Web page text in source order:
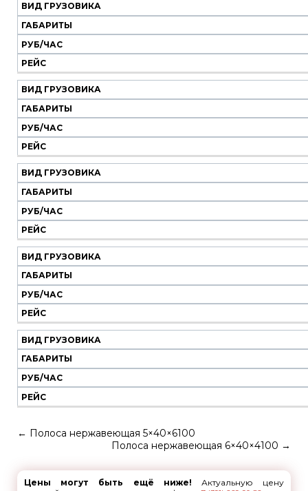
ВИД ГРУЗОВИКА
ГАБАРИТЫ
РУБ/ЧАС
РЕЙС
ВИД ГРУЗОВИКА
ГАБАРИТЫ
РУБ/ЧАС
РЕЙС
ВИД ГРУЗОВИКА
ГАБАРИТЫ
РУБ/ЧАС
РЕЙС
ВИД ГРУЗОВИКА
ГАБАРИТЫ
РУБ/ЧАС
РЕЙС
ВИД ГРУЗОВИКА
ГАБАРИТЫ
РУБ/ЧАС
РЕЙС
← Полоса нержавеющая 5×40×6100
Полоса нержавеющая 6×40×4100 →
Цены могут быть ещё ниже! Актуальную цену